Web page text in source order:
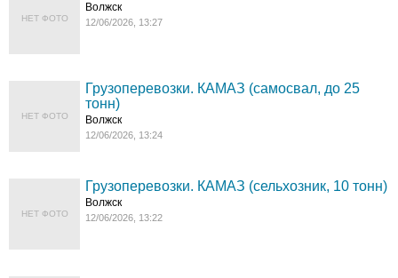
НЕТ ФОТО
Волжск
12/06/2026, 13:27
НЕТ ФОТО
Грузоперевозки. КАМАЗ (самосвал, до 25
тонн)
Волжск
12/06/2026, 13:24
НЕТ ФОТО
Грузоперевозки. КАМАЗ (сельхозник, 10 тонн)
Волжск
12/06/2026, 13:22